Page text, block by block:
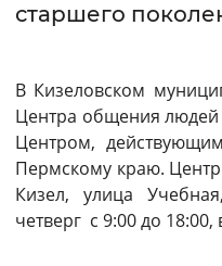
Монохромный
старшего
В Кизеловском
Центра общения
Центром,
Пермскому краю.
Кизел, улица
четверг с 9:00 до 18:00,